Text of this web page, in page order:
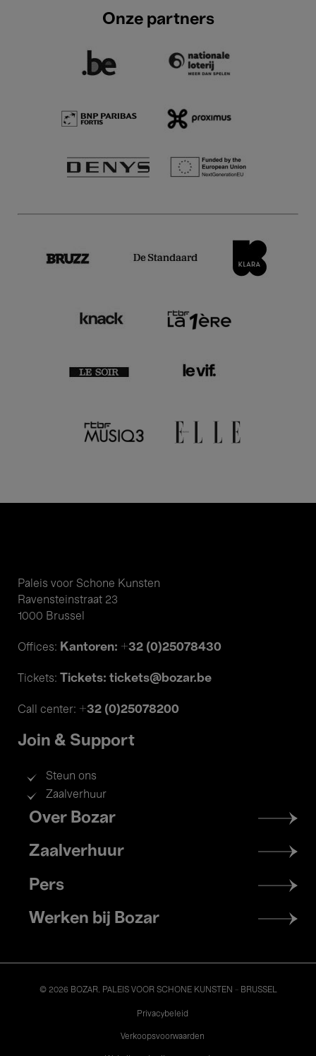
Onze partners
Paleis voor Schone Kunsten
Ravensteinstraat 23
1000 Brussel
Offices: Kantoren: +32 (0)25078430
Tickets: Tickets: tickets@bozar.be
Call center: +32 (0)25078200
Join & Support
Steun ons
Zaalverhuur
Footer
menu
Over Bozar
Zaalverhuur
Pers
Werken bij Bozar
© 2026 BOZAR. PALEIS VOOR SCHONE KUNSTEN - BRUSSEL
Privacybeleid
Verkoopsvoorwaarden